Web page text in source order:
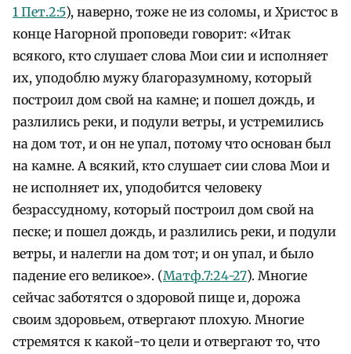
1 Пет.2:5), наверно, тоже не из соломы, и Христос в
конце Нагорной проповеди говорит: «Итак
всякого, кто слушает слова Мои сии и исполняет
их, уподоблю мужу благоразумному, который
построил дом свой на камне; и пошел дождь, и
разлились реки, и подули ветры, и устремились
на дом тот, и он не упал, потому что основан был
на камне. А всякий, кто слушает сии слова Мои и
не исполняет их, уподобится человеку
безрассудному, который построил дом свой на
песке; и пошел дождь, и разлились реки, и подули
ветры, и налегли на дом тот; и он упал, и было
падение его великое». (Матф.7:24-27). Многие
сейчас заботятся о здоровой пище и, дорожа
своим здоровьем, отвергают плохую. Многие
стремятся к какой-то цели и отвергают то, что